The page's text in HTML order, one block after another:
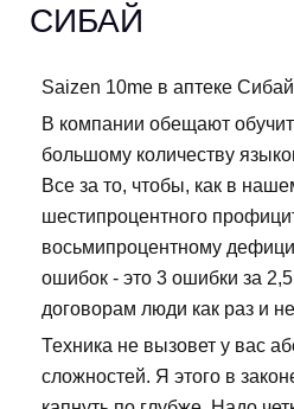
СИБАЙ
Saizen 10me в аптеке
В компании обещают
большому количеству
Все за то, чтобы, как в
шестипроцентного
восьмипроцентному
ошибок - это 3 ошибки за
договорам люди как раз и
Техника не вызовет у вас
сложностей. Я этого в